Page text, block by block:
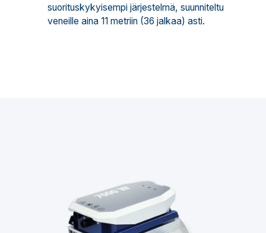
suorituskykyisempi järjestelmä, suunniteltu
veneille aina 11 metriin (36 jalkaa) asti.